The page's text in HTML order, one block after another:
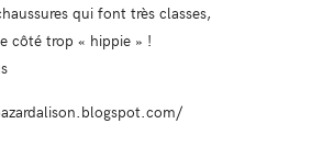
qui font très classes,
côté trop « hippie » !